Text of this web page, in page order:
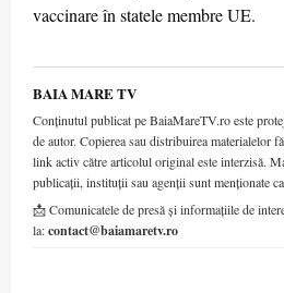
vaccinare în statele membre UE.
BAIA MARE TV
Conținutul publicat pe BaiaMareTV.ro este
de autor. Copierea sau distribuirea materialelor
link activ către articolul original este interzisă.
publicații, instituții sau agenții sunt menționate
📩 Comunicatele de presă și informațiile de
la:contact@baiamaretv.ro